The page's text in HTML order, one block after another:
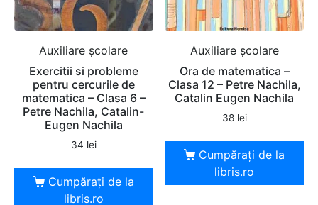
Auxiliare şcolare
Exercitii si probleme
pentru cercurile de
matematica – Clasa 6 –
Petre Nachila, Catalin-
Eugen Nachila
34 lei
Cumpărați de la
libris.ro
Auxiliare şcolare
Ora de matematica –
Clasa 12 – Petre Nachila,
Catalin Eugen Nachila
38 lei
Cumpărați de la
libris.ro